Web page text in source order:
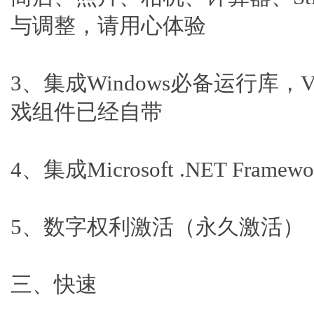
与调整，请用心体验
3、集成Windows必备运行库，
戏组件已经自带
4、集成Microsoft .NET
5、数字权利激活（永久激活）
三、快速